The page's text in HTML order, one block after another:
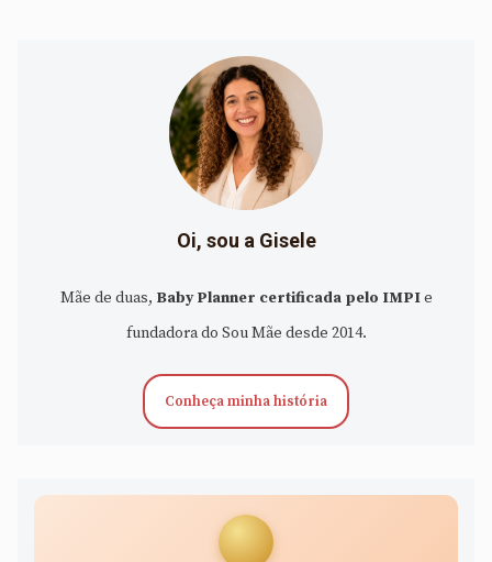
Oi, sou a Gisele
Mãe de duas, Baby Planner certificada pelo IMPIe
fundadora do Sou Mãe desde 2014.
Conheça minha história